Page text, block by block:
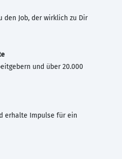
den Job, der wirklich zu Dir
und über 20.000
erhalte Impulse für ein